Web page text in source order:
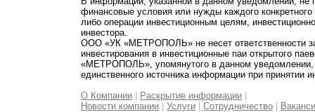
финансовые условия или нужды каждого
либо операции инвестиционным целям,
инвестора.
ООО «УК «МЕТРОПОЛЬ» не несет ответственности
инвестирования в инвестиционные паи открытого
«МЕТРОПОЛЬ», упомянутого в данном уведомлении,
единственного источника информации при принятии
О Компании
Раскрытие информации
Новости компании
Услуги Сотрудничество